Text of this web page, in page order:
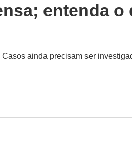
entenda o
ainda precisam ser